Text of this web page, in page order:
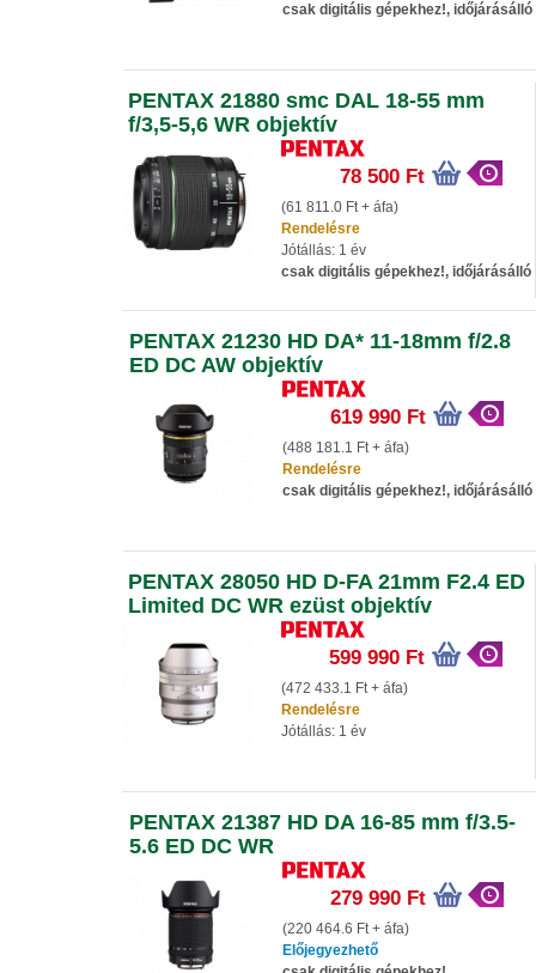
csak digitális gépekhez!, időjárásálló
PENTAX 21880 smc DAL 18-55 mm
f/3,5-5,6 WR objektív
78 500 Ft
(61 811.0 Ft + áfa)
Rendelésre
Jótállás: 1 év
csak digitális gépekhez!, időjárásálló
PENTAX 21230 HD DA* 11-18mm f/2.8
ED DC AW objektív
619 990 Ft
(488 181.1 Ft + áfa)
Rendelésre
csak digitális gépekhez!, időjárásálló
PENTAX 28050 HD D-FA 21mm F2.4 ED
Limited DC WR ezüst objektív
599 990 Ft
(472 433.1 Ft + áfa)
Rendelésre
Jótállás: 1 év
PENTAX 21387 HD DA 16-85 mm f/3.5-
5.6 ED DC WR
279 990 Ft
(220 464.6 Ft + áfa)
Előjegyezhető